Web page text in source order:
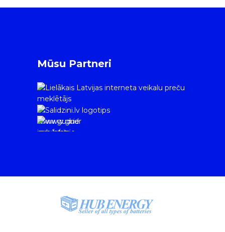
Mūsu Partneri
www.gudrie
m.lv/atrie-